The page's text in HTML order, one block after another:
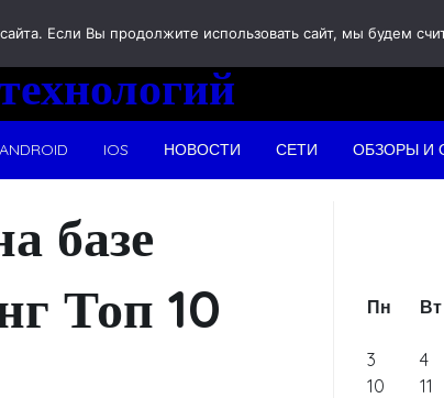
Новости
ANDROID IOS НОВОСТИ СЕТИ ОБЗОРЫ И
базе
Топ 10
Пн Вт
3
4
10
11
Если Вы продолжите использовать сайт, мы будем